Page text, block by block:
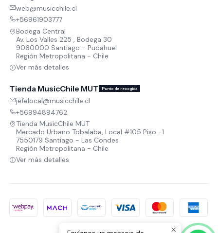
web@musicchile.cl
+56961903777
Bodega Central
Av. Los Valles 225 , Bodega 30
9060000 Santiago - Pudahuel
Región Metropolitana - Chile
Ver más detalles
Tienda MusicChile MUT Punto de recogida
jefelocal@musicchile.cl
+56994894762
Tienda MusicChile MUT
Mercado Urbano Tobalaba, Local #105 Piso -1
7550179 Santiago - Las Condes
Región Metropolitana - Chile
Ver más detalles